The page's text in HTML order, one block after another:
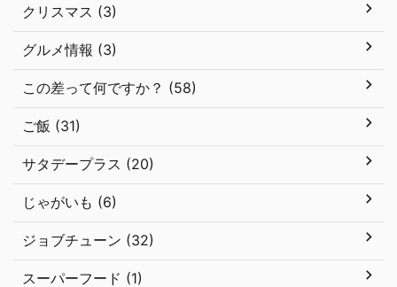
クリスマス (3)
グルメ情報 (3)
この差って何ですか？ (58)
ご飯 (31)
サタデープラス (20)
じゃがいも (6)
ジョブチューン (32)
スーパーフード (1)